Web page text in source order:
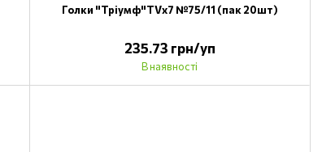
Голки "Тріумф"TVх7 №75/11 (пак 20шт)
235.73 грн/уп
В наявності